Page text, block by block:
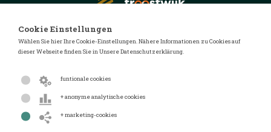
© 2026 Automotive Auctions
Datenschutzerklärung
Cookie Einstellungen
Wählen Sie hier Ihre Cookie-Einstellungen. Nähere Informationen zu Cookies auf
dieser Webseite finden Sie in Unsere Datenschutzerklärung.
funtionale cookies
+ anonyme analytische cookies
+ marketing-cookies